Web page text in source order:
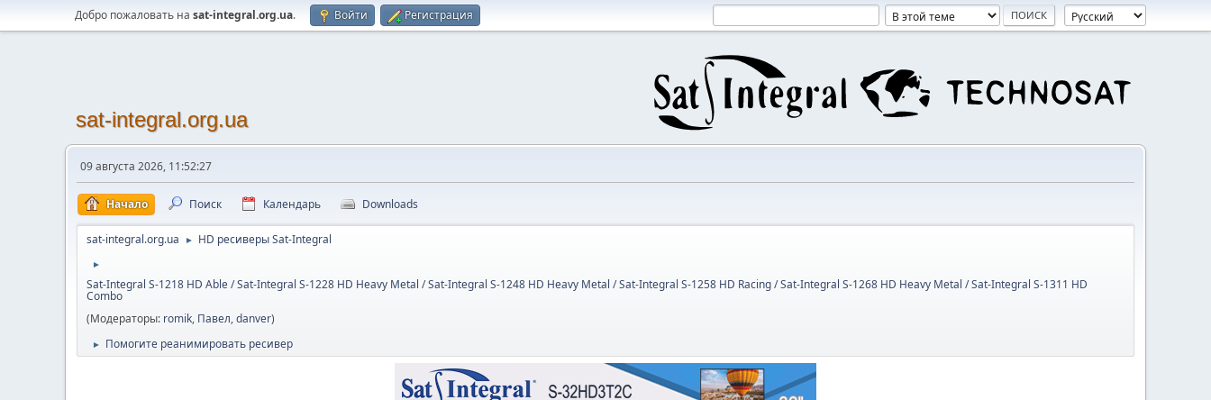
Добро пожаловать на sat-integral.org.ua. Войти Регистрация
sat-integral.org.ua
09 августа 2026, 11:52:27
Начало Поиск Календарь Downloads
sat-integral.org.ua ► HD ресиверы Sat-Integral
►
Sat-Integral S-1218 HD Able / Sat-Integral S-1228 HD Heavy Metal / Sat-Integral S-1248 HD Heavy Metal / Sat-Integral S-1258 HD Racing / Sat-Integral S-1268 HD Heavy Metal / Sat-Integral S-1311 HD
Combo
(Модераторы: romik, Павел,danver)
► Помогите реанимировать ресивер